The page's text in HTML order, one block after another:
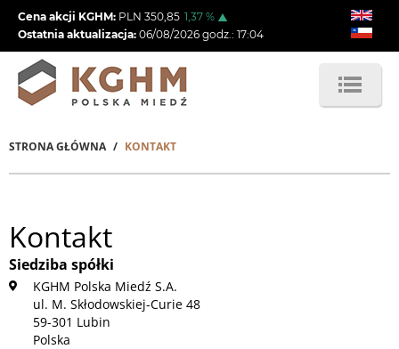
Przejdź
treści
Cena akcji KGHM: PLN 350,85 1,37 %
Ostatnia aktualizacja: 06/08/2026 godz.: 17:04
Ścieżka
STRONA GŁÓWNA KONTAKT
Kontakt
Siedziba spółki
KGHM Polska Miedź S.A.
ul. M. Skłodowskiej-Curie 48
59-301 Lubin
Polska